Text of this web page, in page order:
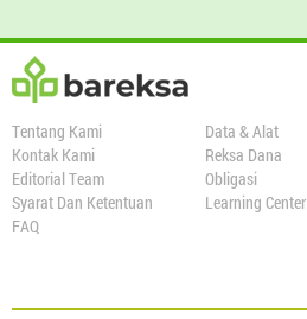
Tentang Kami
Kontak Kami
Editorial Team
Syarat Dan Ketentuan
FAQ
Data & Alat
Reksa Dana
Obligasi
Learning Center